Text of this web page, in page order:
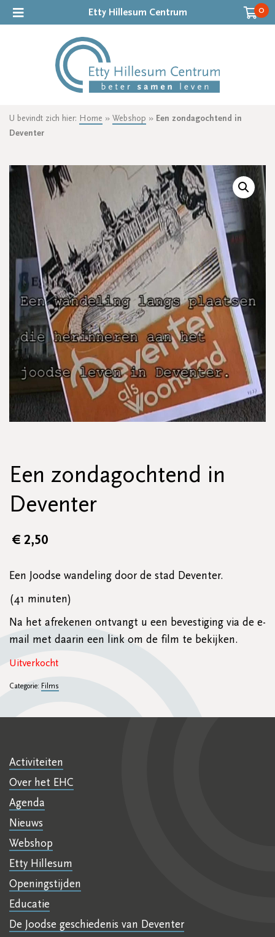
Etty Hillesum Centrum 0
U bevindt zich hier: Home » Webshop » Een zondagochtend in
Deventer
Een zondagochtend in
Deventer
€2,50
Een Joodse wandeling door de stad Deventer.
(41 minuten)
Na het afrekenen ontvangt u een bevestiging via de e-
mail met daarin een link om de film te bekijken.
Uitverkocht
Categorie: Films
Activiteiten
Over het EHC
Agenda
Nieuws
Webshop
Etty Hillesum
Openingstijden
Educatie
De Joodse geschiedenis van Deventer